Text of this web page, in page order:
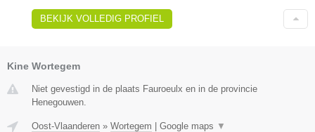
BEKIJK VOLLEDIG PROFIEL
Kine Wortegem
Niet gevestigd in de plaats Fauroeulx en in de provincie
Henegouwen.
Oost-Vlaanderen » Wortegem Google maps ▼